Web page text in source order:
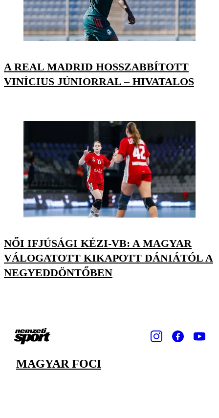
A REAL MADRID HOSSZABBÍTOTT
VINÍCIUS JÚNIORRAL – HIVATALOS
NŐI IFJÚSÁGI KÉZI-VB: A MAGYAR
VÁLOGATOTT KIKAPOTT DÁNIÁTÓL A
NEGYEDDÖNTŐBEN
MAGYAR FOCI